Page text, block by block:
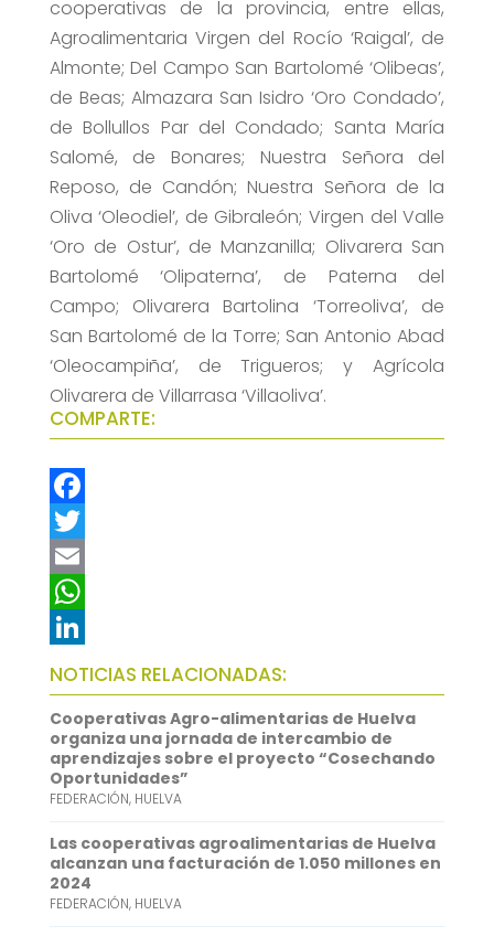
cooperativas de la provincia, entre ellas,
Agroalimentaria Virgen del Rocío ‘Raigal’, de
Almonte; Del Campo San Bartolomé ‘Olibeas’,
de Beas; Almazara San Isidro ‘Oro Condado’,
de Bollullos Par del Condado; Santa María
Salomé, de Bonares; Nuestra Señora del
Reposo, de Candón; Nuestra Señora de la
Oliva ‘Oleodiel’, de Gibraleón; Virgen del Valle
‘Oro de Ostur’, de Manzanilla; Olivarera San
Bartolomé ‘Olipaterna’, de Paterna del
Campo; Olivarera Bartolina ‘Torreoliva’, de
San Bartolomé de la Torre; San Antonio Abad
‘Oleocampiña’, de Trigueros; y Agrícola
Olivarera de Villarrasa ‘Villaoliva’.
COMPARTE:
F
a
c
e
b
o
o
k
T
w
t
t
e
r
E
m
a
i
l
W
h
a
t
s
A
p
p
L
i
n
k
e
d
I
n
NOTICIAS RELACIONADAS:
Cooperativas Agro-alimentarias de Huelva
organiza una jornada de intercambio de
aprendizajes sobre el proyecto “Cosechando
Oportunidades”
FEDERACIÓN, HUELVA
Las cooperativas agroalimentarias de Huelva
alcanzan una facturación de 1.050 millones en
2024
FEDERACIÓN, HUELVA